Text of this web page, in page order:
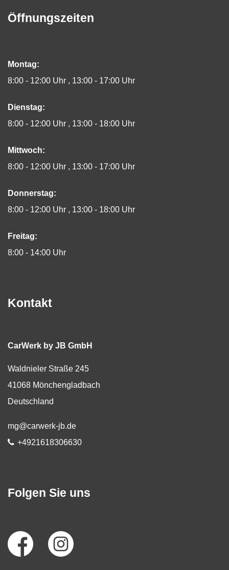
Öffnungszeiten
Montag:
8:00 - 12:00 Uhr
13:00 - 17:00 Uhr
Dienstag:
8:00 - 12:00 Uhr
13:00 - 18:00 Uhr
Mittwoch:
8:00 - 12:00 Uhr
13:00 - 17:00 Uhr
Donnerstag:
8:00 - 12:00 Uhr
13:00 - 18:00 Uhr
Freitag:
8:00 - 14:00 Uhr
Kontakt
CarWerk by JB GmbH
Waldnieler Straße 245
41068 Mönchengladbach
Deutschland
E-Mail:
mg@carwerk-jb.de
Telefon:
+4921618306630
Folgen Sie uns
Social
Media